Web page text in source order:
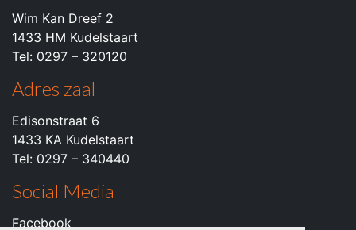
Wim Kan Dreef 2
1433 HM Kudelstaart
Tel: 0297 – 320120
Adres zaal
Edisonstraat 6
1433 KA Kudelstaart
Tel: 0297 – 340440
Social Media
Facebook